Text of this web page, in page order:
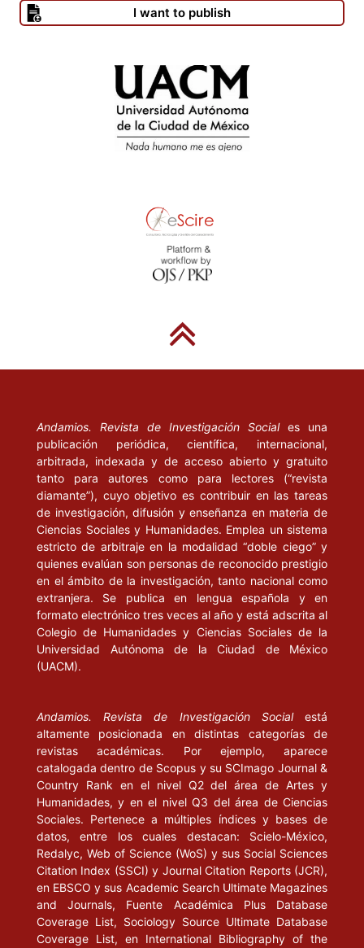
I want to publish
Andamios. Revista de Investigación Social es una
publicación periódica, científica, internacional,
arbitrada, indexada y de acceso abierto y gratuito
tanto para autores como para lectores (“revista
diamante”), cuyo objetivo es contribuir en las tareas
de investigación, difusión y enseñanza en materia de
Ciencias Sociales y Humanidades. Emplea un sistema
estricto de arbitraje en la modalidad “doble ciego” y
quienes evalúan son personas de reconocido prestigio
en el ámbito de la investigación, tanto nacional como
extranjera. Se publica en lengua española y en
formato electrónico tres veces al año y está adscrita al
Colegio de Humanidades y Ciencias Sociales de la
Universidad Autónoma de la Ciudad de México
(UACM).
Andamios. Revista de Investigación Socialestá
altamente posicionada en distintas categorías de
revistas académicas. Por ejemplo, aparece
catalogada dentro de Scopus y su SCImago Journal &
Country Rank en el nivel Q2 del área de Artes y
Humanidades, y en el nivel Q3 del área de Ciencias
Sociales. Pertenece a múltiples índices y bases de
datos, entre los cuales destacan: Scielo-México,
Redalyc, Web of Science (WoS) y sus Social Sciences
Citation Index (SSCI) y Journal Citation Reports (JCR),
en EBSCO y sus Academic Search Ultimate Magazines
and Journals, Fuente Académica Plus Database
Coverage List, Sociology Source Ultimate Database
Coverage List, en International Bibliography of the